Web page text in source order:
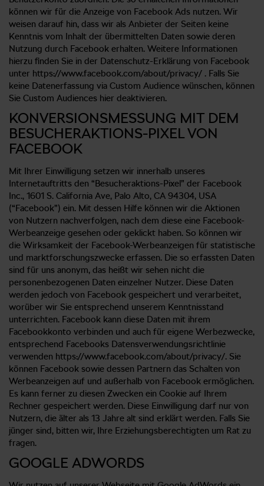
können wir für die Anzeige von Facebook Ads nutzen. Wir
weisen darauf hin, dass wir als Anbieter der Seiten keine
Kenntnis vom Inhalt der übermittelten Daten sowie deren
Nutzung durch Facebook erhalten. Weitere Informationen
hierzu finden Sie in der Datenschutz-Erklärung von Facebook
unter https://www.facebook.com/about/privacy/ . Falls Sie
keine Datenerfassung via Custom Audience wünschen, können
Sie Custom Audiences hier deaktivieren.
KONVERSIONSMESSUNG MIT DEM
BESUCHERAKTIONS-PIXEL VON
FACEBOOK
Mit Ihrer Einwilligung setzen wir innerhalb unseres
Internetauftritts den “Besucheraktions-Pixel” der Facebook
Inc., 1601 S. California Ave, Palo Alto, CA 94304, USA
(“Facebook”) ein. Mit dessen Hilfe können wir die Aktionen
von Nutzern nachverfolgen, nach dem diese eine Facebook-
Werbeanzeige gesehen oder geklickt haben. So können wir
die Wirksamkeit der Facebook-Werbeanzeigen für statistische
und marktforschungszwecke erfassen. Die so erfassten Daten
sind für uns anonym, das heißt wir sehen nicht die
personenbezogenen Daten einzelner Nutzer. Diese Daten
werden jedoch von Facebook gespeichert und verarbeitet,
worüber wir Sie entsprechend unserem Kenntnisstand
unterrichten. Facebook kann diese Daten mit ihrem
Facebookkonto verbinden und auch für eigene Werbezwecke,
entsprechend Facebooks Datensverwendungsrichtlinie
verwenden https://www.facebook.com/about/privacy/. Sie
können Facebook sowie dessen Partnern das Schalten von
Werbeanzeigen auf und außerhalb von Facebook ermöglichen.
Es kann ferner zu diesen Zwecken ein Cookie auf Ihrem
Rechner gespeichert werden. Diese Einwilligung darf nur von
Nutzern, die älter als 13 Jahre alt sind erklärt werden. Falls Sie
jünger sind, bitten wir, Ihre Erziehungsberechtigten um Rat zu
fragen.
GOOGLE ADWORDS